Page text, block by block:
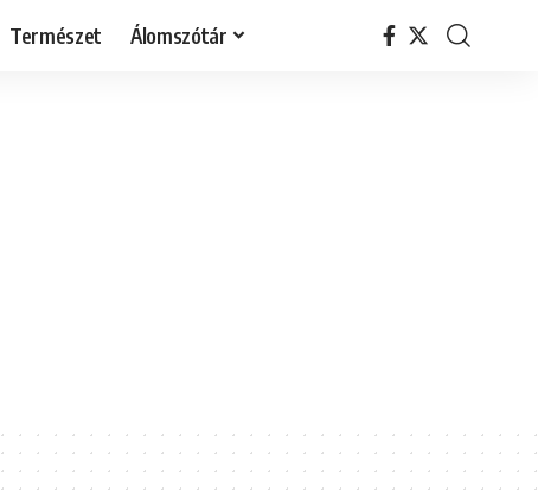
Természet Álomszótár